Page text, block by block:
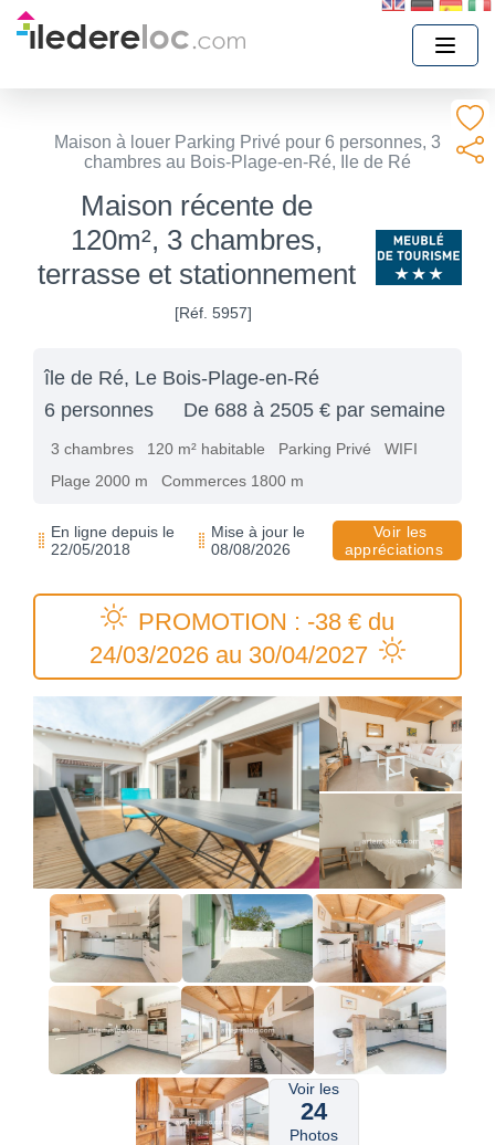
Maison à louer Parking Privé pour 6 personnes, 3
chambres au Bois-Plage-en-Ré, Ile de Ré
Maison récente de
120m², 3 chambres,
terrasse et stationnement
[Réf. 5957]
île de Ré, Le Bois-Plage-en-Ré
6 personnes
De 688 à 2505 € par semaine
3 chambres 120 m² habitable Parking Privé
WIFI
Plage 2000 m
Commerces 1800 m
En ligne depuis le
22/05/2018
Mise à jour le
08/08/2026
Voir les
appréciations
PROMOTION : -38 € du
24/03/2026 au 30/04/2027
Voir les
24
Photos